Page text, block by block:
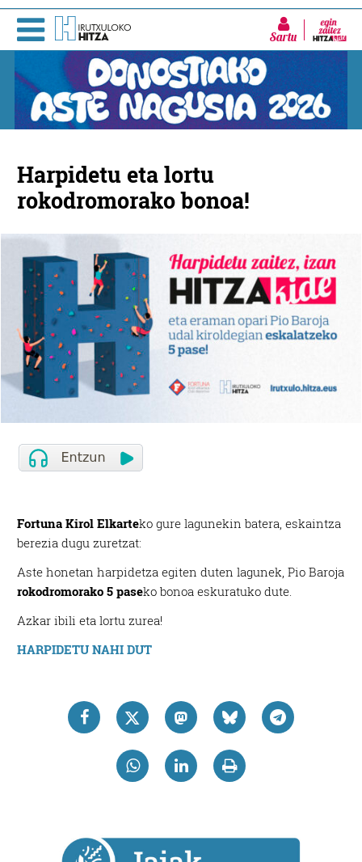
Sartu
Harpidetu eta lortu
rokodromorako bonoa!
Fortuna Kirol Elkarteko gure lagunekin batera, eskaintza
berezia dugu zuretzat:
Aste honetan harpidetza egiten duten lagunek, Pio Baroja
rokodromorako 5 paseko bonoa eskuratuko dute.
Azkar ibili eta lortu zurea!
HARPIDETU NAHI DUT